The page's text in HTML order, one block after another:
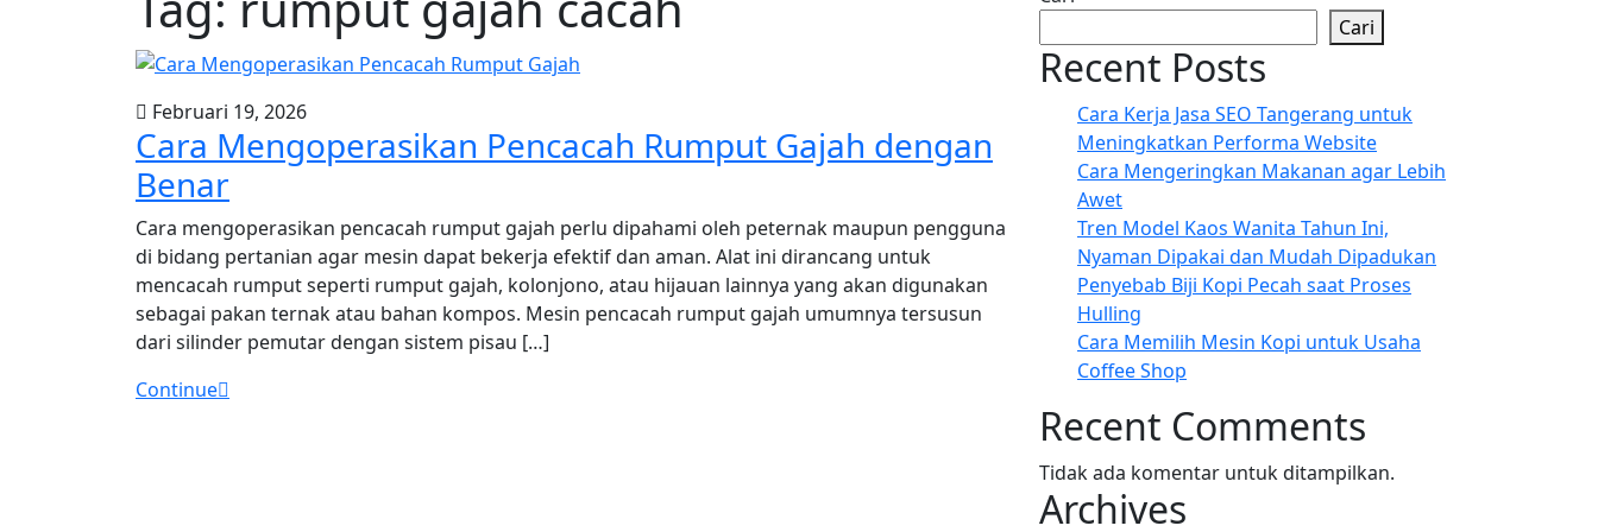
Februari 19, 2026
Cara Mengoperasikan Pencacah Rumput Gajah dengan
Benar
Cara mengoperasikan pencacah rumput gajah perlu dipahami oleh peternak maupun pengguna
di bidang pertanian agar mesin dapat bekerja efektif dan aman. Alat ini dirancang untuk
mencacah rumput seperti rumput gajah, kolonjono, atau hijauan lainnya yang akan digunakan
sebagai pakan ternak atau bahan kompos. Mesin pencacah rumput gajah umumnya tersusun
dari silinder pemutar dengan sistem pisau […]
Continue
Cari
Recent Posts
Cara Kerja Jasa SEO Tangerang untuk
Meningkatkan Performa Website
Cara Mengeringkan Makanan agar Lebih
Awet
Tren Model Kaos Wanita Tahun Ini,
Nyaman Dipakai dan Mudah Dipadukan
Penyebab Biji Kopi Pecah saat Proses
Hulling
Cara Memilih Mesin Kopi untuk Usaha
Coffee Shop
Recent Comments
Tidak ada komentar untuk ditampilkan.
Archives